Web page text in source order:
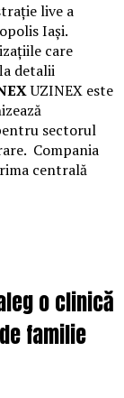
live a
Iași.
care
detalii
UZINEX este
sectorul
Compania
centrală
o clinică
familie